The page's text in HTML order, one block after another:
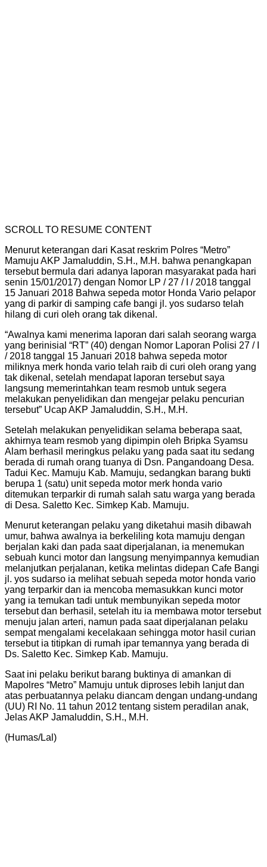
SCROLL TO RESUME CONTENT
Menurut keterangan dari Kasat reskrim Polres “Metro”
Mamuju AKP Jamaluddin, S.H., M.H. bahwa penangkapan
tersebut bermula dari adanya laporan masyarakat pada hari
senin 15/01/2017) dengan Nomor LP / 27 / I / 2018 tanggal
15 Januari 2018 Bahwa sepeda motor Honda Vario pelapor
yang di parkir di samping cafe bangi jl. yos sudarso telah
hilang di curi oleh orang tak dikenal.
“Awalnya kami menerima laporan dari salah seorang warga
yang berinisial “RT” (40) dengan Nomor Laporan Polisi 27 / I
/ 2018 tanggal 15 Januari 2018 bahwa sepeda motor
miliknya merk honda vario telah raib di curi oleh orang yang
tak dikenal, setelah mendapat laporan tersebut saya
langsung memerintahkan team resmob untuk segera
melakukan penyelidikan dan mengejar pelaku pencurian
tersebut” Ucap AKP Jamaluddin, S.H., M.H.
Setelah melakukan penyelidikan selama beberapa saat,
akhirnya team resmob yang dipimpin oleh Bripka Syamsu
Alam berhasil meringkus pelaku yang pada saat itu sedang
berada di rumah orang tuanya di Dsn. Pangandoang Desa.
Tadui Kec. Mamuju Kab. Mamuju, sedangkan barang bukti
berupa 1 (satu) unit sepeda motor merk honda vario
ditemukan terparkir di rumah salah satu warga yang berada
di Desa. Saletto Kec. Simkep Kab. Mamuju.
Menurut keterangan pelaku yang diketahui masih dibawah
umur, bahwa awalnya ia berkeliling kota mamuju dengan
berjalan kaki dan pada saat diperjalanan, ia menemukan
sebuah kunci motor dan langsung menyimpannya kemudian
melanjutkan perjalanan, ketika melintas didepan Cafe Bangi
jl. yos sudarso ia melihat sebuah sepeda motor honda vario
yang terparkir dan ia mencoba memasukkan kunci motor
yang ia temukan tadi untuk membunyikan sepeda motor
tersebut dan berhasil, setelah itu ia membawa motor tersebut
menuju jalan arteri, namun pada saat diperjalanan pelaku
sempat mengalami kecelakaan sehingga motor hasil curian
tersebut ia titipkan di rumah ipar temannya yang berada di
Ds. Saletto Kec. Simkep Kab. Mamuju.
Saat ini pelaku berikut barang buktinya di amankan di
Mapolres “Metro” Mamuju untuk diproses lebih lanjut dan
atas perbuatannya pelaku diancam dengan undang-undang
(UU) RI No. 11 tahun 2012 tentang sistem peradilan anak,
Jelas AKP Jamaluddin, S.H., M.H.
(Humas/Lal)